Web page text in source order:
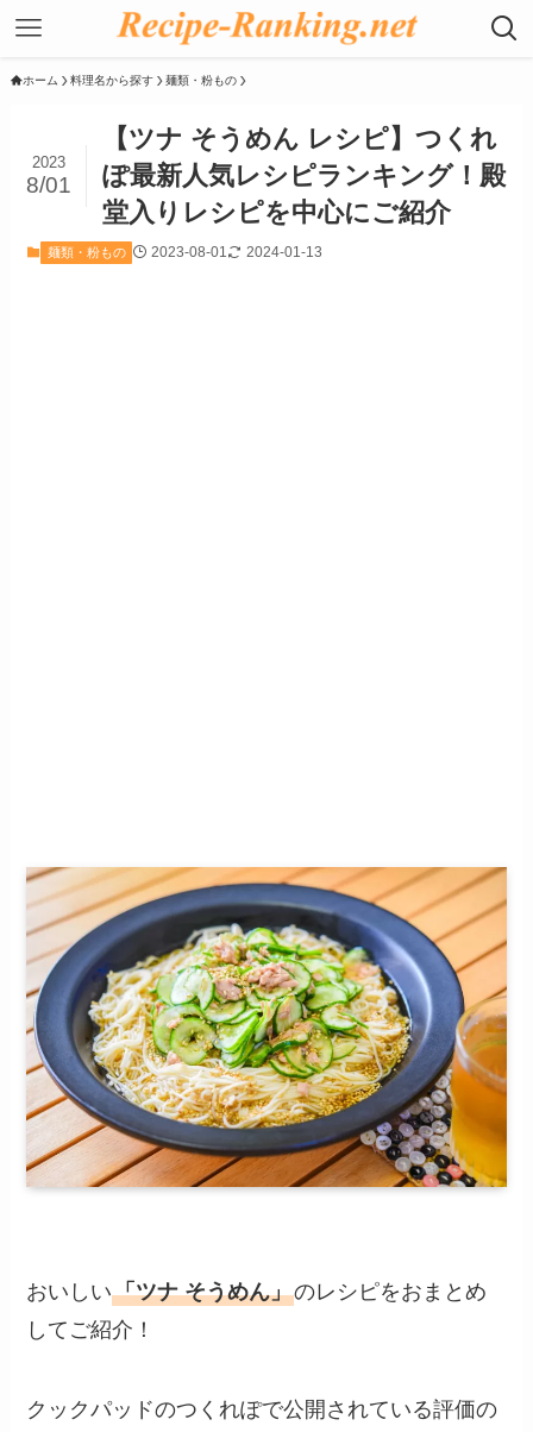
ホーム 料理名から探す 麺類・粉もの
【ツナ そうめん レシピ】つくれ
ぽ最新人気レシピランキング！殿
堂入りレシピを中心にご紹介
2023
8/01
麺類・粉もの 2023-08-01 2024-01-13
おいしい「ツナ そうめん」のレシピをおまとめ
してご紹介！
クックパッドのつくれぽで公開されている評価の